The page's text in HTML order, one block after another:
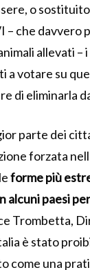
o
– che davvero
allevati –
a votare su
di eliminarla
parte dei
forzata
forme più
alcuni paesi
Trombetta,
è stato
come una